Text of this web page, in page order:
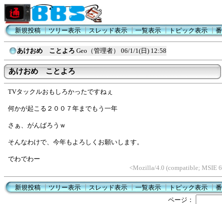
新規投稿┃ツリー表示┃スレッド表示┃一覧表示┃トピック表示┃
あけおめ ことよろ Geo（管理者） 06/1/1(日) 12:58
あけおめ ことよろ
TVタックルおもしろかったですねぇ
何かが起こる２００７年までもう一年
さぁ、がんばろうｗ
そんなわけで、今年もよろしくお願いします。
でわでわー
<Mozilla/4.0 (compatible; MSIE
新規投稿┃ツリー表示┃スレッド表示┃一覧表示┃トピック表示┃
ページ：